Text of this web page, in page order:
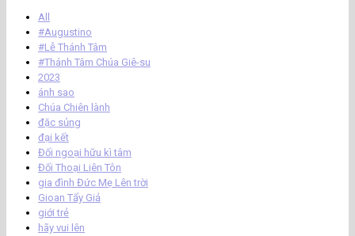
All
#Augustino
#Lễ Thánh Tâm
#Thánh Tâm Chúa Giê-su
2023
ánh sao
Chúa Chiên lành
đặc sủng
đại kết
Đối ngoại hữu kì tâm
Đối Thoại Liên Tôn
gia đình Đức Mẹ Lên trời
Gioan Tẩy Giả
giới trẻ
hãy vui lên